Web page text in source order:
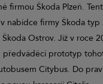
firmou Škoda Plzeň.
nabídce firmy Škoda typ
Ostrov. Již v roce
předváděcí prototyp
Citybus. Do